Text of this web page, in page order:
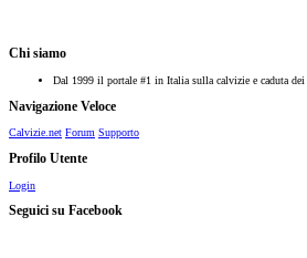
Chi siamo
Dal 1999 il portale #1 in Italia sulla calvizie e caduta dei
Navigazione Veloce
Calvizie.net Forum Supporto
Profilo Utente
Login
Seguici su Facebook